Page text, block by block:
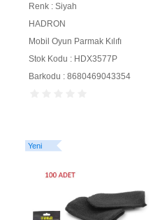
Renk : Siyah
HADRON
Mobil Oyun Parmak Kılıfı
Stok Kodu : HDX3577P
Barkodu : 8680469043354
Yeni